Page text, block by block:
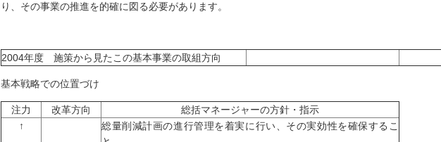
り、その事業の推進を的確に図る必要があります。
2004年度 施策から見たこの基本事業の取組方向
基本戦略での位置づけ
注力 改革方向
総括マネージャーの方針・指示
↑
総量削減計画の進行管理を着実に行い、その実効性を確保するこ